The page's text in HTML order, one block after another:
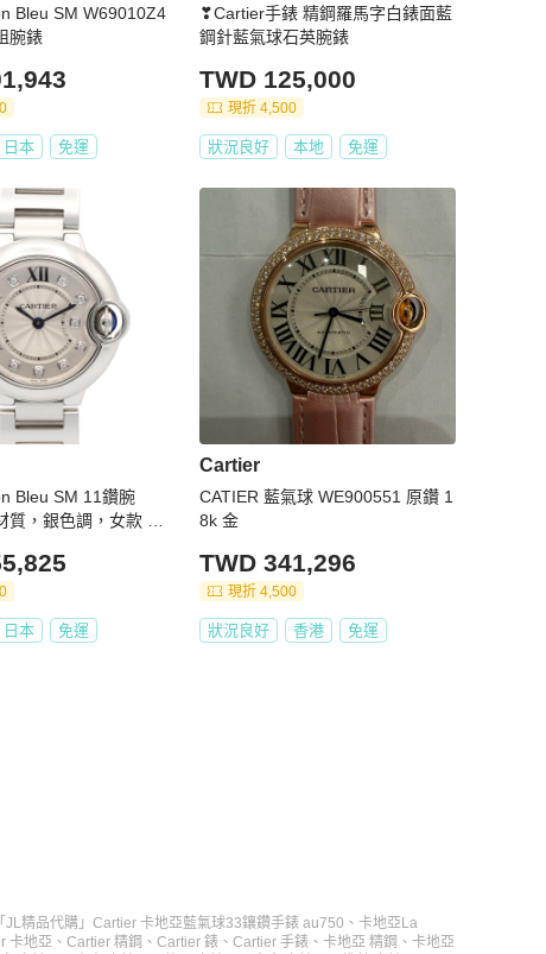
Bleu SM W69010Z4
腕錶
日本 免運
❣Cartier手錶 精鋼羅馬字白錶面藍
鋼針藍氣球石英腕錶
TWD 125,000
現折 4,500
狀況良好 本地 免運
Bleu SM 11鑽腕
質，銀色調，女款 W
日本 免運
Cartier
CATIER 藍氣球 WE900551 原鑽 1
8k 金
TWD 341,296
現折 4,500
狀況良好 香港 免運
「JL精品代購」Cartier 卡地亞藍氣球33鑲鑽手錶 au750 、 卡地亞La
卡地亞 、 Cartier 精鋼 、 Cartier 錶 、 Cartier 手錶 、 卡地亞 精鋼 、 卡地亞